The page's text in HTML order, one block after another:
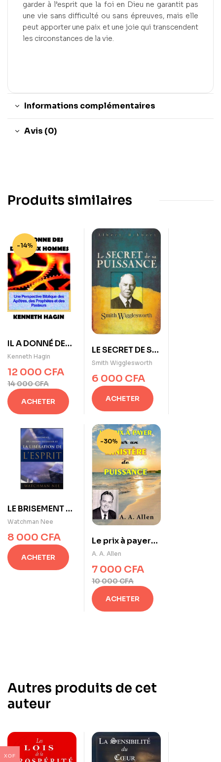
garder à l’esprit que la foi en Dieu ne garantit pas
une vie sans difficulté ou sans épreuves, mais elle
peut apporter une paix et une joie qui transcendent
les circonstances de la vie.
Informations complémentaires
Avis (0)
Produits similaires
-14%
IL A DONNÉ DES
DONS AUX
HOMMES de
Kenneth Hagin
Kenneth Hagin
14 000CFA
12 000 CFA
ACHETER
LE SECRET DE SA
PUISSANCE De
Smith
Wigglesworth
Smith Wigglesworth
6 000 CFA
ACHETER
LE BRISEMENT DE
L’HOMME
EXTÉRIEUR ET LA
LIBÉRATION DE
L’ESPRIT de
Watchman Nee
Watchman Nee
8 000 CFA
ACHETER
-30%
Le prix à payer
pour un
ministère de
puissance
A. A. Allen
10 000CFA
7 000 CFA
ACHETER
Autres produits de cet
auteur
XOF